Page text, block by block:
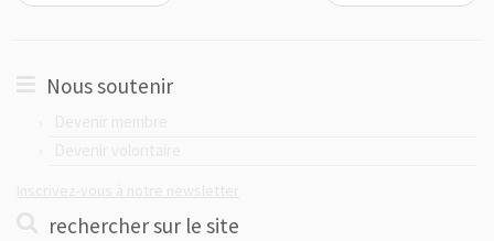
Nous soutenir
Devenir membre
Devenir volontaire
rechercher sur le site